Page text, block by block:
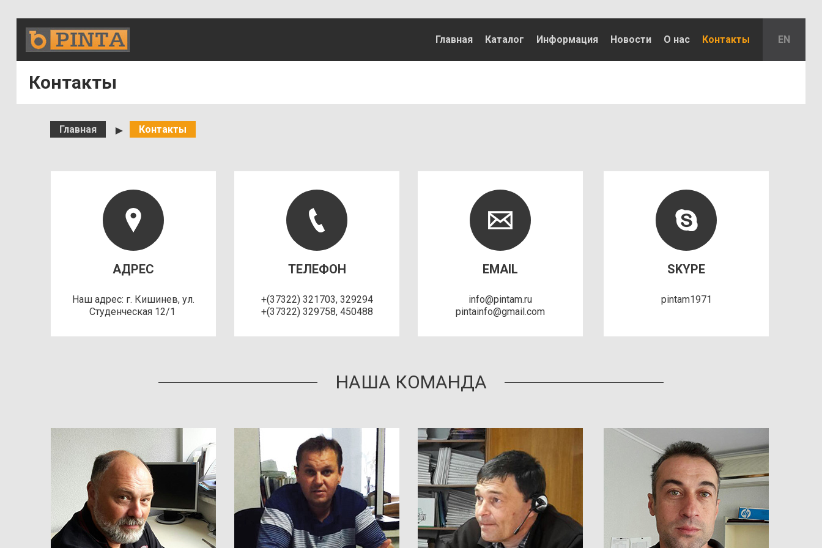
EN
Главная Каталог Информация Новости О нас Контакты
Контакты
Главная ► Контакты
АДРЕС
Наш адрес: г. Кишинев, ул.
Студенческая 12/1
ТЕЛЕФОН
+(37322) 321703, 329294
+(37322) 329758, 450488
EMAIL
info@pintam.ru
pintainfo@gmail.com
SKYPE
pintam1971
НАША КОМАНДА